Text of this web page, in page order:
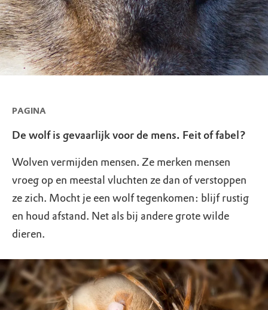
PAGINA
De wolf is gevaarlijk voor de mens. Feit of fabel?
Wolven vermijden mensen. Ze merken mensen
vroeg op en meestal vluchten ze dan of verstoppen
ze zich. Mocht je een wolf tegenkomen: blijf rustig
en houd afstand. Net als bij andere grote wilde
dieren.